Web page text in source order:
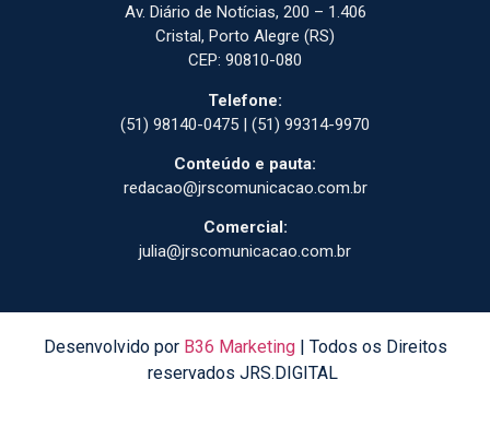
Av. Diário de Notícias, 200 – 1.406
Cristal, Porto Alegre (RS)
CEP: 90810-080
Telefone:
(51) 98140-0475 | (51) 99314-9970
Conteúdo e pauta:
redacao@jrscomunicacao.com.br
Comercial:
julia@jrscomunicacao.com.br
Desenvolvido por B36 Marketing| Todos os Direitos
reservados JRS.DIGITAL